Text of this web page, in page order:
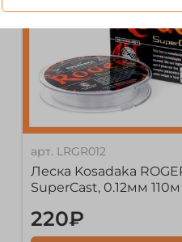
арт. LRGR012
Леска Kosadaka
SuperCast, 0.12мм 110м
220₽